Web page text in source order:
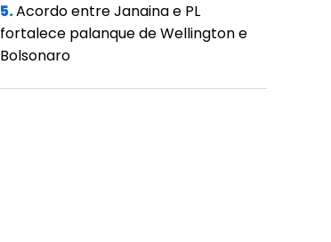
5.Acordo entre Janaina e PL
fortalece palanque de Wellington e
Bolsonaro